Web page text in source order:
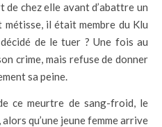
de chez elle avant d’abattre un
il était membre du Klu
de le tuer ? Une fois au
crime, mais refuse de donner
sa peine.
ce meurtre de sang-froid, le
qu’une jeune femme arrive